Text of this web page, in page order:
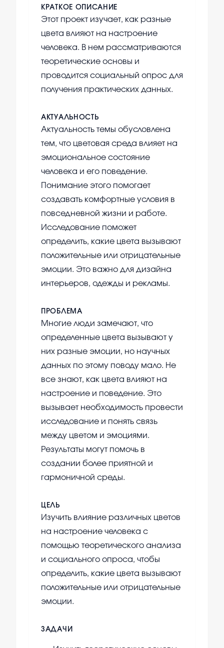
КРАТКОЕ ОПИСАНИЕ
Этот проект изучает, как разные
цвета влияют на настроение
человека. В нем рассматриваются
теоретические основы и
проводится социальный опрос для
получения практических данных.
АКТУАЛЬНОСТЬ
Актуальность темы обусловлена
тем, что цветовая среда влияет на
эмоциональное состояние
человека и его поведение.
Понимание этого помогает
создавать комфортные условия в
повседневной жизни и работе.
Исследование поможет
определить, какие цвета вызывают
положительные или отрицательные
эмоции. Это важно для дизайна
интерьеров, одежды и рекламы.
ПРОБЛЕМА
Многие люди замечают, что
определенные цвета вызывают у
них разные эмоции, но научных
данных по этому поводу мало. Не
все знают, как цвета влияют на
настроение и поведение. Это
вызывает необходимость провести
исследование и понять связь
между цветом и эмоциями.
Результаты могут помочь в
создании более приятной и
гармоничной среды.
ЦЕЛЬ
Изучить влияние различных цветов
на настроение человека с
помощью теоретического анализа
и социального опроса, чтобы
определить, какие цвета вызывают
положительные или отрицательные
эмоции.
ЗАДАЧИ